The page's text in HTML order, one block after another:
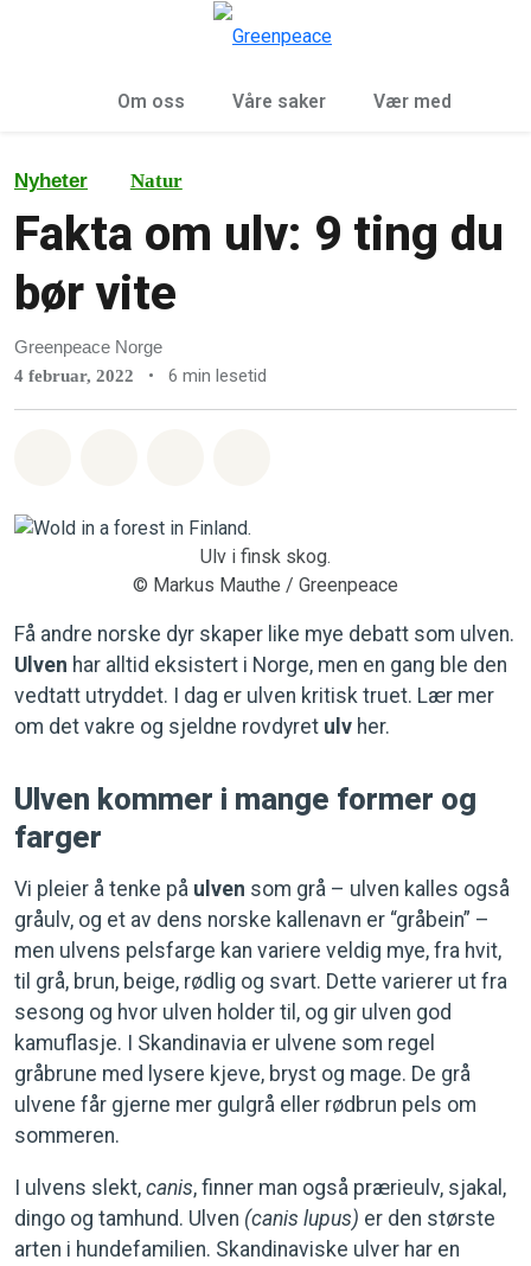
Om oss Våre saker Vær med
Nyheter Natur
Fakta om ulv: 9 ting du
bør vite
Greenpeace Norge
4 februar, 2022 • 6 min lesetid
Ulv i finsk skog.
© Markus Mauthe / Greenpeace
Få andre norske dyr skaper like mye debatt som ulven.
Ulven har alltid eksistert i Norge, men en gang ble den
vedtatt utryddet. I dag er ulven kritisk truet. Lær mer
om det vakre og sjeldne rovdyret ulv her.
Ulven kommer i mange former og
farger
Vi pleier å tenke på ulven som grå – ulven kalles også
gråulv, og et av dens norske kallenavn er “gråbein” –
men ulvens pelsfarge kan variere veldig mye, fra hvit,
til grå, brun, beige, rødlig og svart. Dette varierer ut fra
sesong og hvor ulven holder til, og gir ulven god
kamuflasje. I Skandinavia er ulvene som regel
gråbrune med lysere kjeve, bryst og mage. De grå
ulvene får gjerne mer gulgrå eller rødbrun pels om
sommeren.
I ulvens slekt, canis, finner man også prærieulv, sjakal,
dingo og tamhund. Ulven (canis lupus) er den største
arten i hundefamilien. Skandinaviske ulver har en